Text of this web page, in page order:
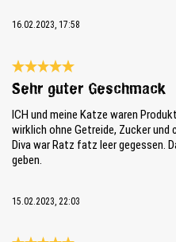
16.02.2023, 17:58
Reseña con calificación de 5 de 5
Sehr guter Geschmack
ICH und meine Katze waren
wirklich ohne Getreide, Zucker
Diva war Ratz fatz leer
geben.
15.02.2023, 22:03